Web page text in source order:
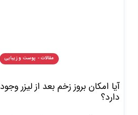
مقالات - پوست و زیبایی
آیا امکان بروز زخم بعد از لیزر وجود
دارد؟